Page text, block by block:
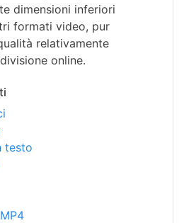
dimensioni inferiori
formati video, pur
relativamente
online.
testo